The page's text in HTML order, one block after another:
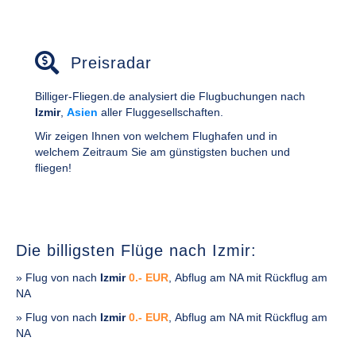
Preisradar
Billiger-Fliegen.de analysiert die Flugbuchungen nach
Izmir, Asien aller Fluggesellschaften.
Wir zeigen Ihnen von welchem Flughafen und in
welchem Zeitraum Sie am günstigsten buchen und
fliegen!
Die billigsten Flüge nach Izmir:
» Flug von nach Izmir 0.- EUR , Abflug am NA mit Rückflug am
NA
» Flug von nach Izmir 0.- EUR , Abflug am NA mit Rückflug am
NA